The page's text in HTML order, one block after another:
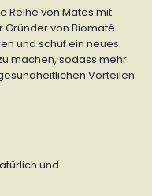
Reihe von Mates mit
Gründer von Biomaté
und schuf ein neues
machen, sodass mehr
Vorteilen
und